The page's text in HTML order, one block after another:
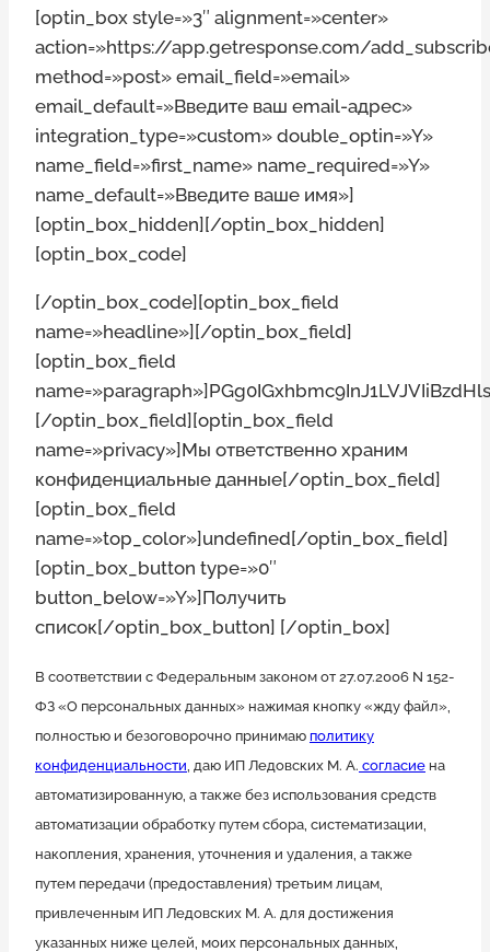
[optin_box style=»3″ alignment=»center»
action=»https://app.getresponse.com/
method=»post» email_field=»email»
email_default=»Введите ваш email-адрес»
integration_type=»custom» double_optin=»Y»
name_field=»first_name» name_required=»Y»
name_default=»Введите ваше имя»]
[optin_box_hidden][/optin_box_hidden]
[optin_box_code]
[/optin_box_code][optin_box_field
name=»headline»][/optin_box_field]
[optin_box_field
[/optin_box_field][optin_box_field
name=»privacy»]Мы ответственно храним
конфиденциальные данные[/optin_box_field]
[optin_box_field
name=»top_color»]undefined[/optin_box_field]
[optin_box_button type=»0″
button_below=»Y»]Получить
список[/optin_box_button] [/optin_box]
В соответствии с Федеральным законом от 27.07.2006 N 152-
ФЗ «О персональных данных» нажимая кнопку «жду файл»,
полностью и безоговорочно принимаю политику
конфиденциальности , даю ИП Ледовских М. А. согласие на
автоматизированную, а также без использования средств
автоматизации обработку путем сбора, систематизации,
накопления, хранения, уточнения и удаления, а также
путем передачи (предоставления) третьим лицам,
привлеченным ИП Ледовских М. А. для достижения
указанных ниже целей, моих персональных данных,